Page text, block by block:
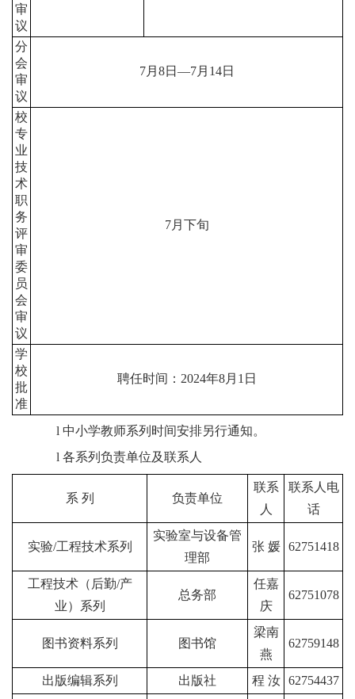
审
议
分
会
审
议
7月 8日 —7月 14日
校
专
业
技
术
职
务
评
审
委
员
会
审
议
7月下旬
学
校
批
准
聘任时间： 2024年8月 1 日
l 中小学教师系列时间安排另行通知。
l 各系列负责单位及联系人
系 列 负责单位
联系
人
联系人电
话
实验/工程技术系列
实验室与设备管
理部
张 媛 62751418
工程技术（后勤/产
业）系列
总务部
任嘉
庆
62751078
图书资料系列 图书馆
梁南
燕
62759148
出版编辑系列 出版社 程 汝 62754437